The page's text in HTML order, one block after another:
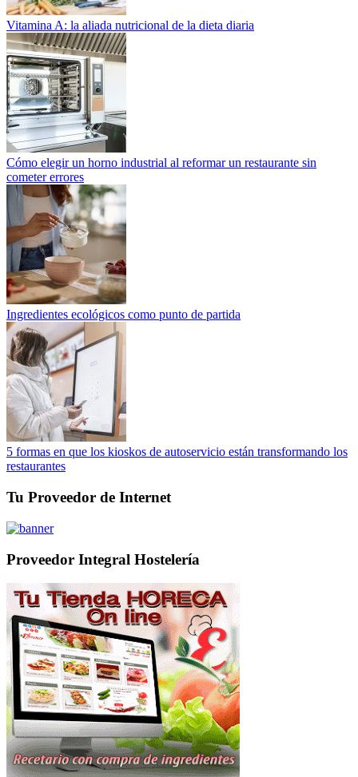
Vitamina A: la aliada nutricional de la dieta diaria
Cómo elegir un horno industrial al reformar un restaurante sin
cometer errores
Ingredientes ecológicos como punto de partida
5 formas en que los kioskos de autoservicio están transformando los
restaurantes
Tu Proveedor de Internet
Proveedor Integral Hostelería